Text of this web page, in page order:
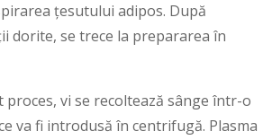
țesutului adipos. După
dorite, se trece la prepararea în
proces, vi se recoltează sânge într-o
va fi introdusă în centrifugă. Plasma